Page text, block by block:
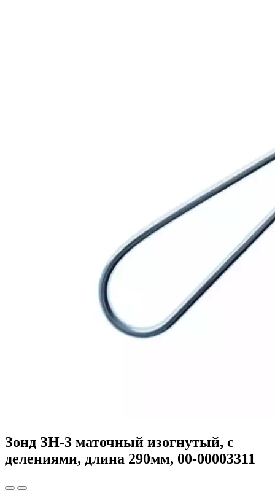
Зонд ЗН-3 маточный изогнутый, с
делениями, длина 290мм, 00-00003311